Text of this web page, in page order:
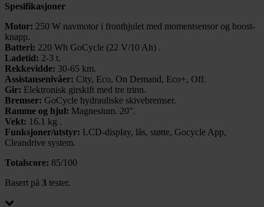
Spesifikasjoner
Motor: 250 W navmotor i fronthjulet med momentsensor og boost-
knapp.
Batteri: 220 Wh GoCycle (22 V/10 Ah) .
Ladetid: 2-3 t.
Rekkevidde: 30-65 km.
Assistansenivåer: City, Eco, On Demand, Eco+, Off.
Gir: Elektronisk girskift med tre trinn.
Bremser: GoCycle hydrauliske skivebremser.
Ramme og hjul: Magnesium. 20".
Vekt: 16.1 kg .
Funksjoner/utstyr: LCD-display, lås, støtte, Gocycle App,
Cleandrive system.
Totalscore: 85/100
Basert på 3 tester.